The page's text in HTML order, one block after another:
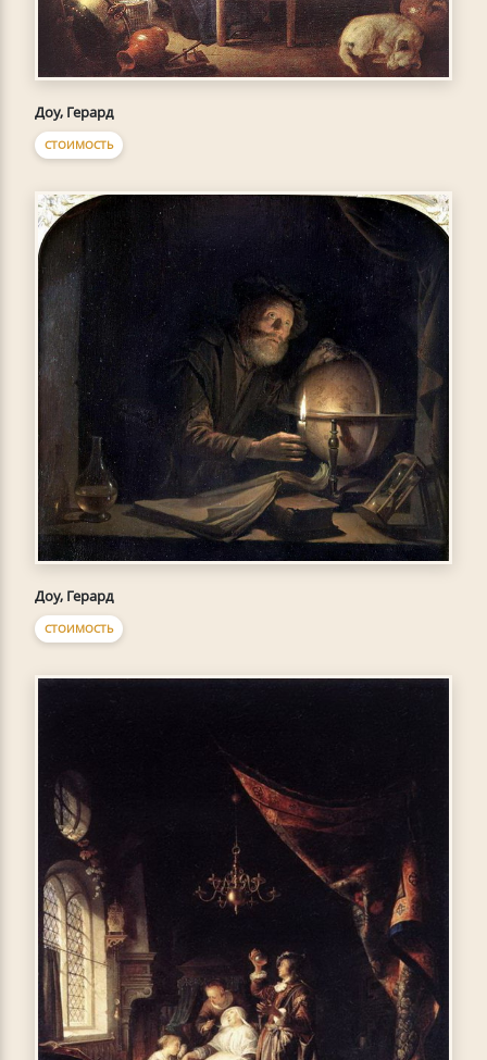
Доу, Герард
СТОИМОСТЬ
Доу, Герард
СТОИМОСТЬ